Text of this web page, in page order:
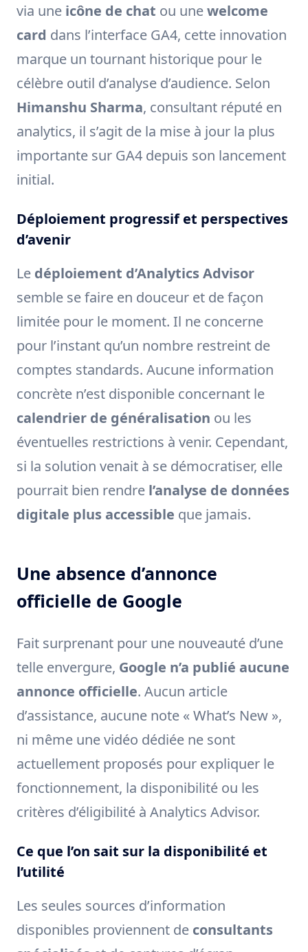
via une icône de chat ou unewelcome
card dans l’interface GA4, cette innovation
marque un tournant historique pour le
célèbre outil d’analyse d’audience. Selon
Himanshu Sharma, consultant réputé en
analytics, il s’agit de la mise à jour la plus
importante sur GA4 depuis son lancement
initial.
Déploiement progressif et perspectives
d’avenir
Le déploiement d’Analytics Advisor
semble se faire en douceur et de façon
limitée pour le moment. Il ne concerne
pour l’instant qu’un nombre restreint de
comptes standards. Aucune information
concrète n’est disponible concernant le
calendrier de généralisation ou les
éventuelles restrictions à venir. Cependant,
si la solution venait à se démocratiser, elle
pourrait bien rendre l’analyse de données
digitale plus accessible que jamais.
Une absence d’annonce
officielle de Google
Fait surprenant pour une nouveauté d’une
telle envergure, Google n’a publié aucune
annonce officielle. Aucun article
d’assistance, aucune note « What’s New »,
ni même une vidéo dédiée ne sont
actuellement proposés pour expliquer le
fonctionnement, la disponibilité ou les
critères d’éligibilité à Analytics Advisor.
Ce que l’on sait sur la disponibilité et
l’utilité
Les seules sources d’information
disponibles proviennent de consultants